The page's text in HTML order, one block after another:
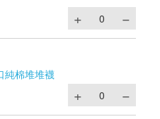
純棉堆堆襪